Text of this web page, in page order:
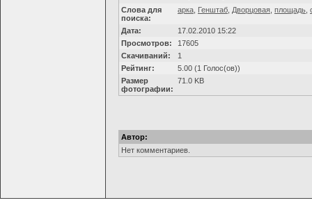
Слова для
поиска:
арка Генштаб Дворцовая площадь
Дата:
17.02.2010 15:22
Просмотров:
17605
Скачиваний:
1
Рейтинг:
5.00 (1 Голос(ов))
Размер
фотографии:
71.0 KB
Автор:
Нет комментариев.